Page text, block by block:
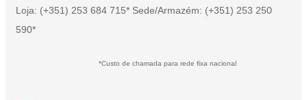
Loja: (+351) 253 684 715* Sede/Armazém: (+351) 253 250
590*
*Custo de chamada para rede fixa nacional